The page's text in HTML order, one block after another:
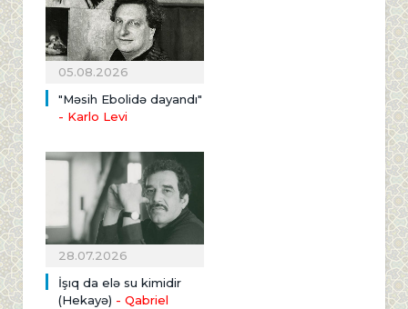
05.08.2026
"Məsih Ebolidə dayandı"
- Karlo Levi
28.07.2026
İşıq da elə su kimidir
(Hekayə) - Qabriel